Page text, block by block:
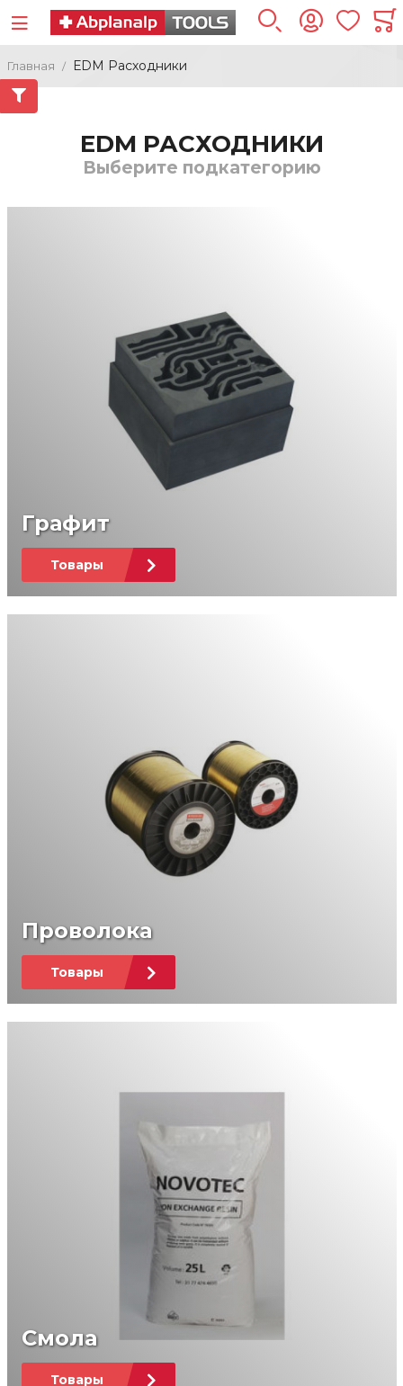
Главная ЕDM Расходники
ЕDM РАСХОДНИКИ
Выберите подкатегорию
Графит
Товары
Проволока
Товары
Смола
Товары